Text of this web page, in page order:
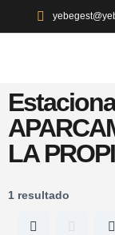
LA
1 resultado